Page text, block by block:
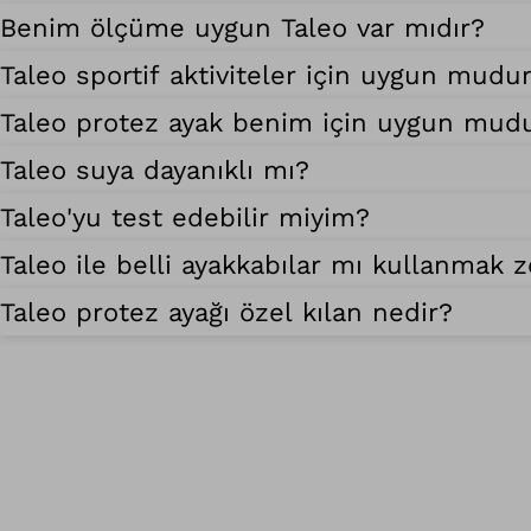
Benim ölçüme uygun Taleo var mıdır?
Taleo sportif aktiviteler için uygun
Taleo protez ayak benim için uygun
Taleo suya dayanıklı mı?
Taleo'yu test edebilir miyim?
Taleo ile belli ayakkabılar mı kullanmak
Taleo protez ayağı özel kılan nedir?